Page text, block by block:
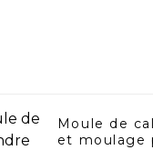
Moule de
et moulage